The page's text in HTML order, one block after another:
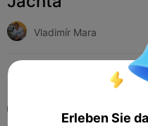
Vladimír Mara
Print Settings (1) 
Erleben Sie